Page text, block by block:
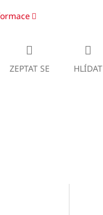
ZEPTAT SE HLÍDAT